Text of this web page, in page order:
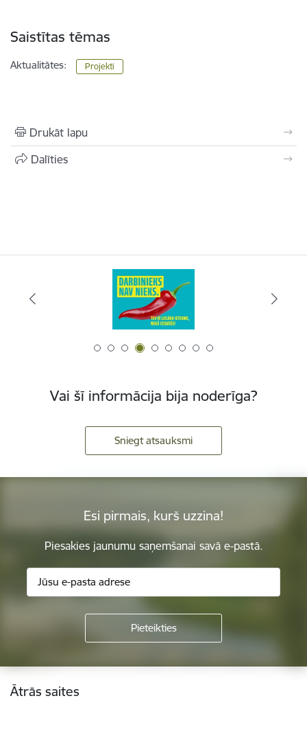
Saistītas tēmas
Aktualitātes: Projekti
Drukāt lapu
Dalīties
Vai šī informācija bija noderīga?
Sniegt atsauksmi
Esi pirmais, kurš uzzina!
Piesakies jaunumu saņemšanai savā e-pastā.
Kājene
Ātrās saites